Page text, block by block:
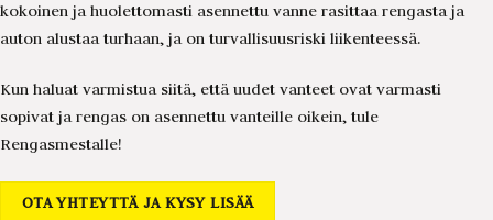
kokoinen ja huolettomasti asennettu vanne rasittaa rengasta ja
auton alustaa turhaan, ja on turvallisuusriski liikenteessä.
Kun haluat varmistua siitä, että uudet vanteet ovat varmasti
sopivat ja rengas on asennettu vanteille oikein, tule
Rengasmestalle!
OTA YHTEYTTÄ JA KYSY LISÄÄ